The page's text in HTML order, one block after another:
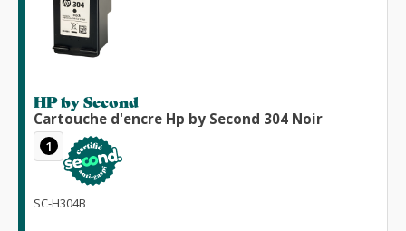
HP by Second
Cartouche d'encre Hp by Second 304 Noir
1
SC-H304B